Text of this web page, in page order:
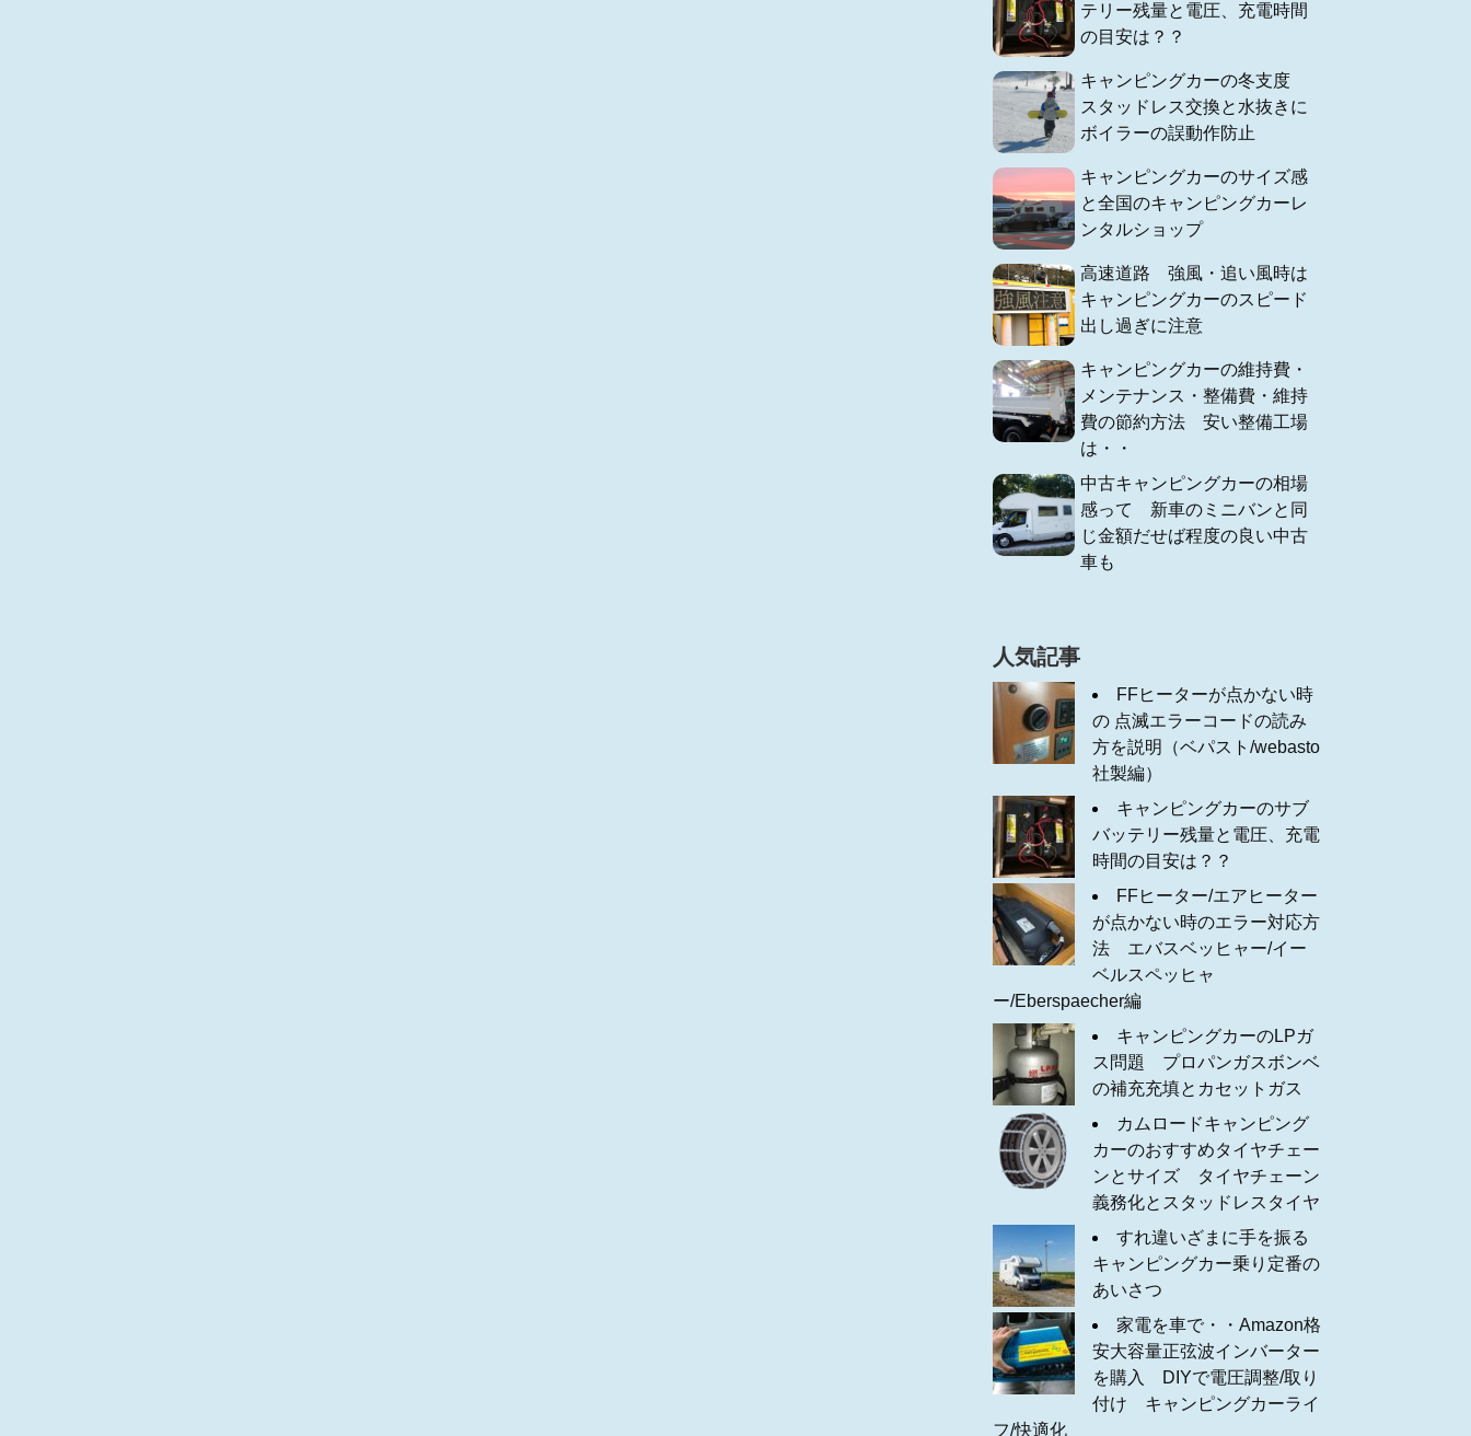
テリー残量と電圧、充電時間
の目安は？？
キャンピングカーの冬支度
スタッドレス交換と水抜きに
ボイラーの誤動作防止
キャンピングカーのサイズ感
と全国のキャンピングカーレ
ンタルショップ
高速道路 強風・追い風時は
キャンピングカーのスピード
出し過ぎに注意
キャンピングカーの維持費・
メンテナンス・整備費・維持
費の節約方法 安い整備工場
は・・
中古キャンピングカーの相場
感って 新車のミニバンと同
じ金額だせば程度の良い中古
車も
人気記事
FFヒーターが点かない時
の 点滅エラーコードの読み
方を説明（ベパスト/webasto
社製編）
キャンピングカーのサブ
バッテリー残量と電圧、充電
時間の目安は？？
FFヒーター/エアヒーター
が点かない時のエラー対応方
法 エバスベッヒャー/イー
ベルスペッヒャ
ー/Eberspaecher編
キャンピングカーのLPガ
ス問題 プロパンガスボンベ
の補充充填とカセットガス
カムロードキャンピング
カーのおすすめタイヤチェー
ンとサイズ タイヤチェーン
義務化とスタッドレスタイヤ
すれ違いざまに手を振る
キャンピングカー乗り定番の
あいさつ
家電を車で・・Amazon格
安大容量正弦波インバーター
を購入 DIYで電圧調整/取り
付け キャンピングカーライ
フ/快適化